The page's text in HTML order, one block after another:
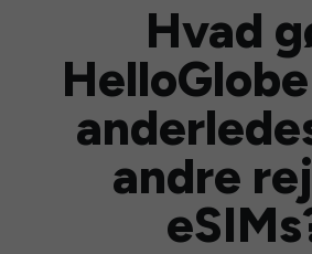
Hvad
andre